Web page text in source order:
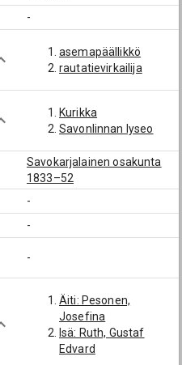
-
asemapäällikkö
rautatievirkailija
Kurikka
Savonlinnan lyseo
Savokarjalainen osakunta
1833–52
-
-
-
Äiti: Pesonen,
Josefina
Isä: Ruth, Gustaf
Edvard